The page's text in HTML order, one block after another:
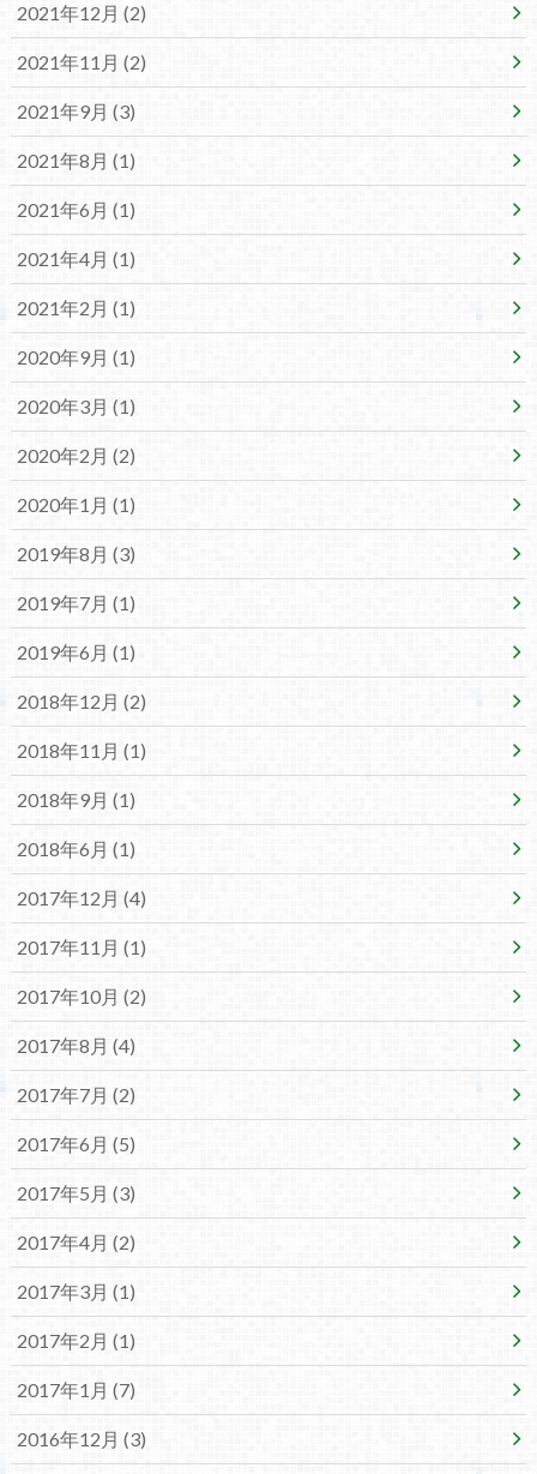
2021年12月 (2)
2021年11月 (2)
2021年9月 (3)
2021年8月 (1)
2021年6月 (1)
2021年4月 (1)
2021年2月 (1)
2020年9月 (1)
2020年3月 (1)
2020年2月 (2)
2020年1月 (1)
2019年8月 (3)
2019年7月 (1)
2019年6月 (1)
2018年12月 (2)
2018年11月 (1)
2018年9月 (1)
2018年6月 (1)
2017年12月 (4)
2017年11月 (1)
2017年10月 (2)
2017年8月 (4)
2017年7月 (2)
2017年6月 (5)
2017年5月 (3)
2017年4月 (2)
2017年3月 (1)
2017年2月 (1)
2017年1月 (7)
2016年12月 (3)